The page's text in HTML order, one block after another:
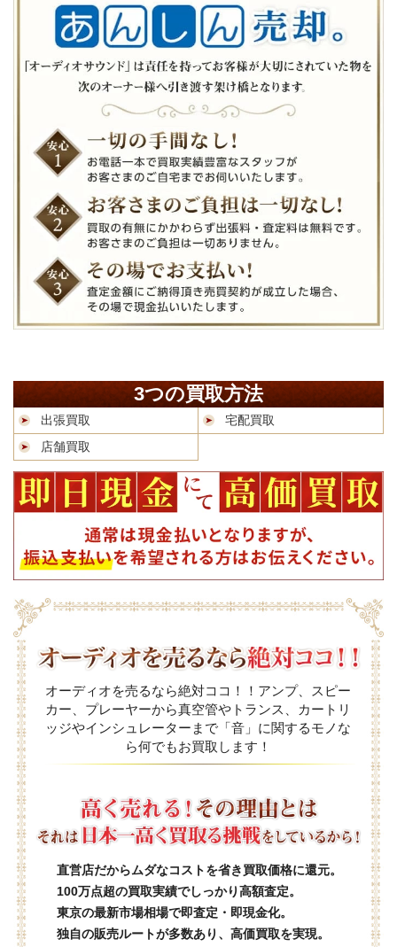
3つの買取方法
出張買取
宅配買取
店舗買取
オーディオを売るなら絶対ココ！！アンプ、スピー
カー、プレーヤーから真空管やトランス、カートリ
ッジやインシュレーターまで「音」に関するモノな
ら何でもお買取します！
直営店だからムダなコストを省き買取価格に還元。
100万点超の買取実績でしっかり高額査定。
東京の最新市場相場で即査定・即現金化。
独自の販売ルートが多数あり、高価買取を実現。